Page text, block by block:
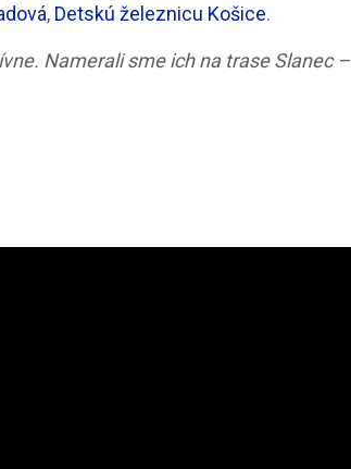
, Detskú železnicu Košice.
Namerali sme ich na trase Slanec –